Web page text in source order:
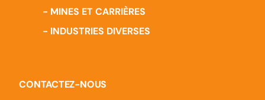
- MINES ET CARRIÈRES
- INDUSTRIES DIVERSES
CONTACTEZ-NOUS